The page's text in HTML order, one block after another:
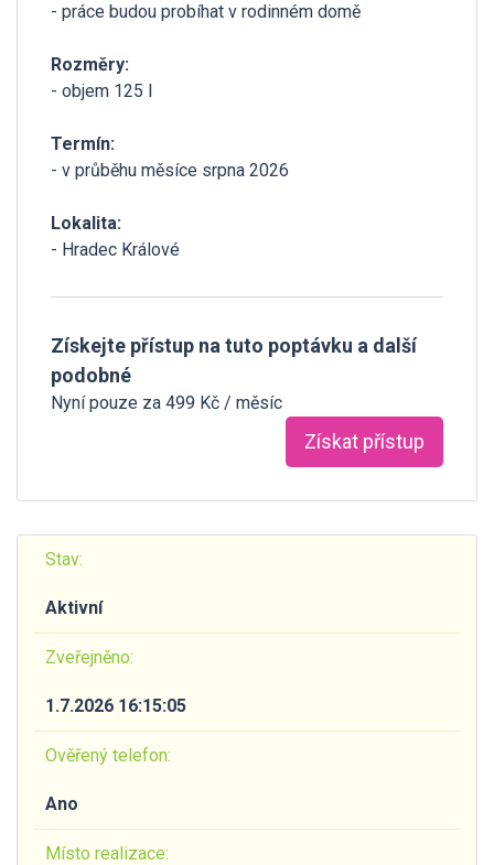
- práce budou probíhat v rodinném domě
Rozměry:
- objem 125 l
Termín:
- v průběhu měsíce srpna 2026
Lokalita:
- Hradec Králové
Získejte přístup na tuto poptávku a další
podobné
Nyní pouze za 499 Kč / měsíc
Získat přístup
Stav:
Aktivní
Zveřejněno:
1.7.2026 16:15:05
Ověřený telefon:
Ano
Místo realizace: